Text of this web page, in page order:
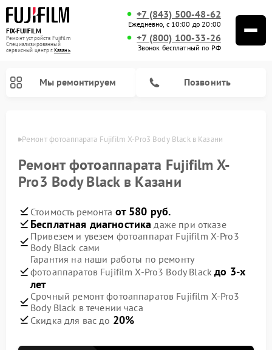
FIX-FUJIFILM
Ремонт устройств Fujifilm
Специализированный
cервисный центр г.Казань
+7 (843) 500-48-62
Ежедневно, с 10:00 до 20:00
+7 (800) 100-33-26
Звонок бесплатный по РФ
Мы ремонтируем Позвонить
Ремонт фотоаппарата Fujifilm X-Pro3 Body Black в Казани
Ремонт фотоаппарата Fujifilm X-
Pro3 Body Black в Казани
Стоимость ремонта от 580 руб.
Бесплатная диагностика даже при отказе
Привезем и увезем фотоаппарат Fujifilm X-Pro3
Body Black сами
Гарантия на наши работы по ремонту
фотоаппаратов Fujifilm X-Pro3 Body Blackдо 3-х
лет
Срочный ремонт фотоаппаратов Fujifilm X-Pro3
Body Black в течении часа
Скидка для вас до 20%